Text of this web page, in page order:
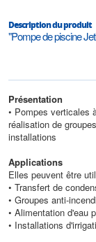
Description du produit
"Pompe de piscine
Présentation
• Pompes verticales
réalisation de
installations
Applications
Elles peuvent être
• Transfert de
• Groupes anti-
• Alimentation d'eau
• Installations